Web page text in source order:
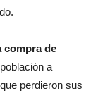
compra de
a
perdieron sus